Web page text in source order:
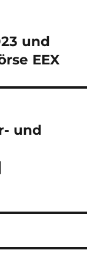
und
EEX
und